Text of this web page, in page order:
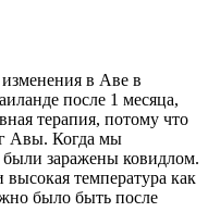
в Аве в
после 1 месяца,
терапия, потому что
Авы. Когда мы
заражены ковидлом.
температура как
было быть после